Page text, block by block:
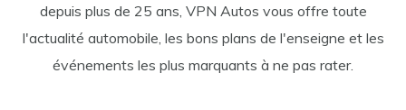
depuis plus de 25 ans, VPN Autos vous offre toute
l'actualité automobile, les bons plans de l'enseigne et les
événements les plus marquants à ne pas rater.